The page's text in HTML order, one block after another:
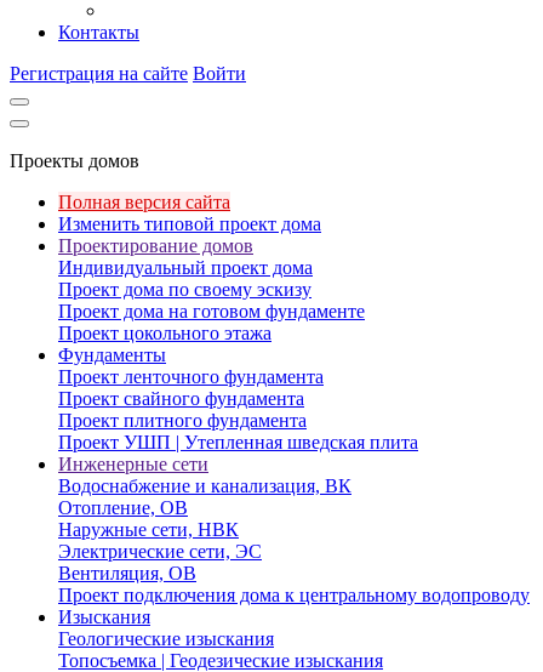
Контакты
Регистрация на сайте Войти
Проекты домов
Полная версия сайта
Изменить типовой проект дома
Проектирование домов
Индивидуальный проект дома
Проект дома по своему эскизу
Проект дома на готовом фундаменте
Проект цокольного этажа
Фундаменты
Проект ленточного фундамента
Проект свайного фундамента
Проект плитного фундамента
Проект УШП | Утепленная шведская плита
Инженерные сети
Водоснабжение и канализация, ВК
Отопление, ОВ
Наружные сети, НВК
Электрические сети, ЭС
Вентиляция, ОВ
Проект подключения дома к центральному водопроводу
Изыскания
Геологические изыскания
Топосъемка | Геодезические изыскания